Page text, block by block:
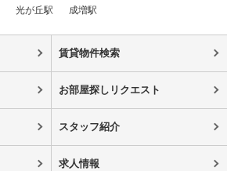
光が丘駅 成増駅
賃貸物件検索
お部屋探しリクエスト
スタッフ紹介
求人情報